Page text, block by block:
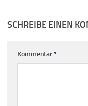
SCHREIBE EINEN
Kommentar*